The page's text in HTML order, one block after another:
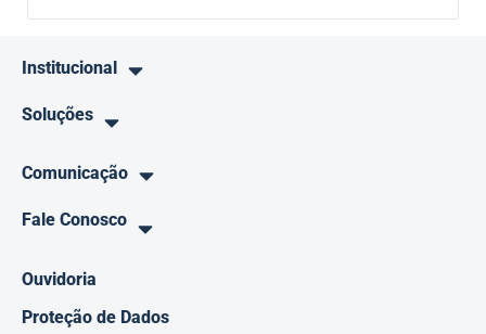
Institucional
Soluções
Comunicação
Fale Conosco
Ouvidoria
Proteção de Dados